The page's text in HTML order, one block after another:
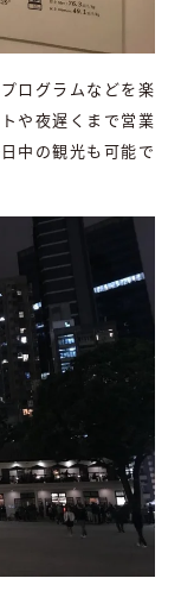
ログラムなどを楽
や夜遅くまで営業
中の観光も可能で